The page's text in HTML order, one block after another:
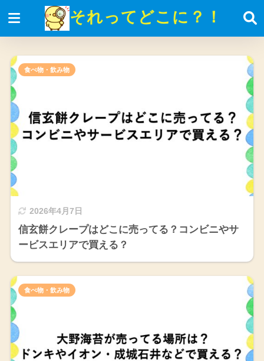
それってどこに？！
2026年4月7日
信玄餅クレープはどこに売ってる？コンビニやサ
ービスエリアで買える？
食べ物・飲み物
食べ物・飲み物